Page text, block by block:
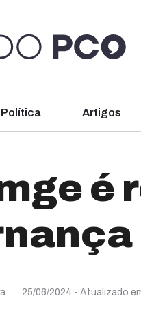
Política Artigos
é
25/06/2024 - Atualizado